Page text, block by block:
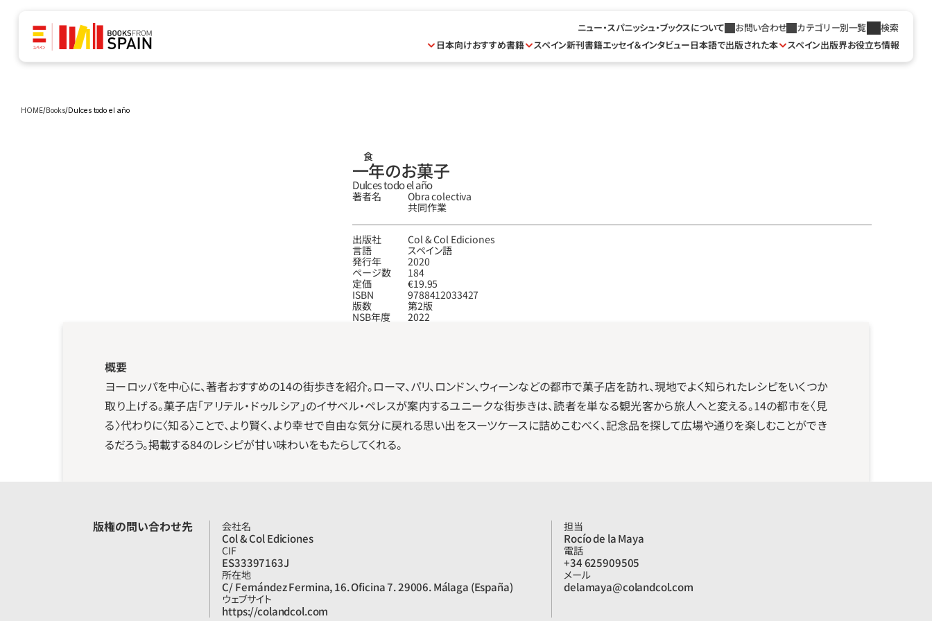
ニュー・スパニッシュ・ブックスについて お問い合わせ カテゴリー別一覧
検索
日本向けおすすめ書籍
スペイン新刊書籍エッセイ＆インタビュー日本語で出版された本 スペイン出版界お役立ち情報
HOME/Books/Dulces todo el año
食
一年のお菓子
Dulces todo el año
著者名
Obra colectiva
共同作業
出版社
Col & Col Ediciones
言語
スペイン語
発行年
2020
ページ数
184
定価
€19.95
ISBN
9788412033427
版数
第2版
NSB年度
2022
概要
ヨーロッパを中心に、著者おすすめの14の街歩きを紹介。ローマ、パリ、ロンドン、ウィーンなどの都市で菓子店を訪れ、現地でよく知られたレシピをいくつか
取り上げる。菓子店「アリテル・ドゥルシア」のイサベル・ペレスが案内するユニークな街歩きは、読者を単なる観光客から旅人へと変える。14の都市を〈見
る〉代わりに〈知る〉ことで、より賢く、より幸せで自由な気分に戻れる思い出をスーツケースに詰めこむべく、記念品を探して広場や通りを楽しむことができ
るだろう。掲載する84のレシピが甘い味わいをもたらしてくれる。
版権の問い合わせ先 会社名
Col & Col Ediciones
CIF
ES33397163J
所在地
C/ Fernández Fermina, 16. Oficina 7. 29006. Málaga (España)
ウェブサイト
https://colandcol.com
担当
Rocío de la Maya
電話
+34 625909505
メール
delamaya@colandcol.com